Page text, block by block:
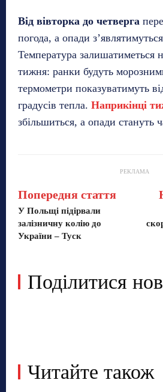
Від вівторка до четверга
погода, а опади
Температура залишатиметься
тижня: ранки будуть
термометри показуватимуть
градусів тепла. Наприкінці
збільшиться, а опади стануть
РЕКЛАМА
Попередня стаття
У Польщі підірвали
залізничну колію до
України – Туск
Поділитися
Читайте також